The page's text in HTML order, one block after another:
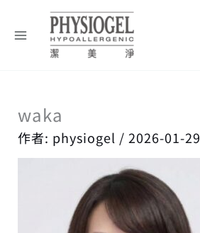
waka
作者: physiogel / 2026-01-29
尋